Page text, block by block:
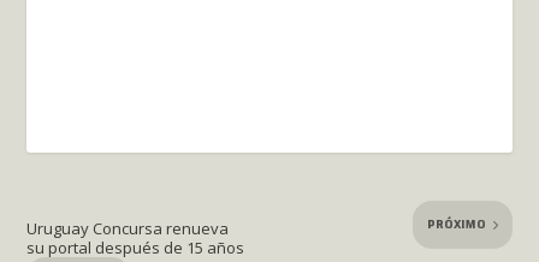
Uruguay Concursa renueva
su portal después de 15 años
PRÓXIMO